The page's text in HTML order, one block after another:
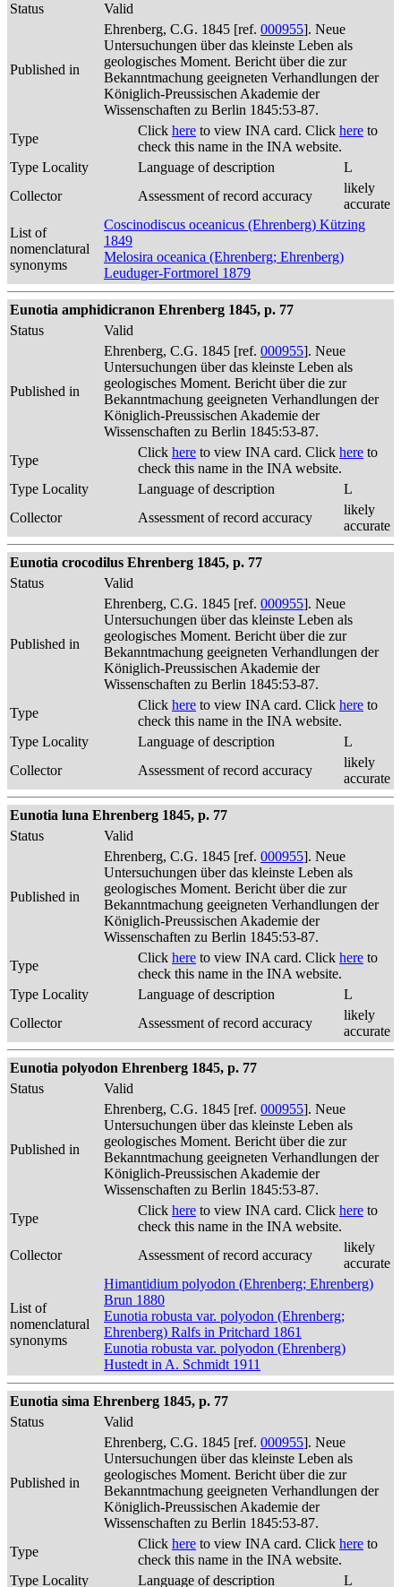
Status
Valid
Published in
Ehrenberg, C.G. 1845 [ref. 000955]. Neue
Untersuchungen über das kleinste Leben als
geologisches Moment. Bericht über die zur
Bekanntmachung geeigneten Verhandlungen der
Königlich-Preussischen Akademie der
Wissenschaften zu Berlin 1845:53-87.
Type
Click here to view INA card. Click here to
check this name in the INA website.
Type Locality
Language of description
L
Collector
Assessment of record accuracy
likely
accurate
List of
nomenclatural
synonyms
Coscinodiscus oceanicus (Ehrenberg) Kützing
1849
Melosira oceanica (Ehrenberg; Ehrenberg)
Leuduger-Fortmorel 1879
Eunotia amphidicranon Ehrenberg 1845, p. 77
Status
Valid
Published in
Ehrenberg, C.G. 1845 [ref. 000955]. Neue
Untersuchungen über das kleinste Leben als
geologisches Moment. Bericht über die zur
Bekanntmachung geeigneten Verhandlungen der
Königlich-Preussischen Akademie der
Wissenschaften zu Berlin 1845:53-87.
Type
Click here to view INA card. Click here to
check this name in the INA website.
Type Locality
Language of description
L
Collector
Assessment of record accuracy
likely
accurate
Eunotia crocodilus Ehrenberg 1845, p. 77
Status
Valid
Published in
Ehrenberg, C.G. 1845 [ref. 000955]. Neue
Untersuchungen über das kleinste Leben als
geologisches Moment. Bericht über die zur
Bekanntmachung geeigneten Verhandlungen der
Königlich-Preussischen Akademie der
Wissenschaften zu Berlin 1845:53-87.
Type
Click here to view INA card. Click here to
check this name in the INA website.
Type Locality
Language of description
L
Collector
Assessment of record accuracy
likely
accurate
Eunotia luna Ehrenberg 1845, p. 77
Status
Valid
Published in
Ehrenberg, C.G. 1845 [ref. 000955]. Neue
Untersuchungen über das kleinste Leben als
geologisches Moment. Bericht über die zur
Bekanntmachung geeigneten Verhandlungen der
Königlich-Preussischen Akademie der
Wissenschaften zu Berlin 1845:53-87.
Type
Click here to view INA card. Click here to
check this name in the INA website.
Type Locality
Language of description
L
Collector
Assessment of record accuracy
likely
accurate
Eunotia polyodon Ehrenberg 1845, p. 77
Status
Valid
Published in
Ehrenberg, C.G. 1845 [ref. 000955]. Neue
Untersuchungen über das kleinste Leben als
geologisches Moment. Bericht über die zur
Bekanntmachung geeigneten Verhandlungen der
Königlich-Preussischen Akademie der
Wissenschaften zu Berlin 1845:53-87.
Type
Click here to view INA card. Click here to
check this name in the INA website.
Collector
Assessment of record accuracy
likely
accurate
List of
nomenclatural
synonyms
Himantidium polyodon (Ehrenberg; Ehrenberg)
Brun 1880
Eunotia robusta var. polyodon (Ehrenberg;
Ehrenberg) Ralfs in Pritchard 1861
Eunotia robusta var. polyodon (Ehrenberg)
Hustedt in A. Schmidt 1911
Eunotia sima Ehrenberg 1845, p. 77
Status
Valid
Published in
Ehrenberg, C.G. 1845 [ref. 000955]. Neue
Untersuchungen über das kleinste Leben als
geologisches Moment. Bericht über die zur
Bekanntmachung geeigneten Verhandlungen der
Königlich-Preussischen Akademie der
Wissenschaften zu Berlin 1845:53-87.
Type
Click here to view INA card. Click here to
check this name in the INA website.
Type Locality
Language of description L